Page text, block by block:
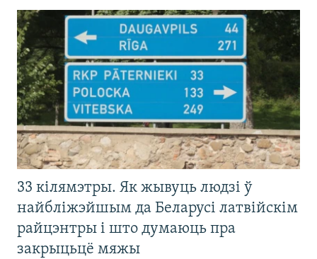
33 кілямэтры. Як жывуць людзі ў
найбліжэйшым да Беларусі латвійскім
райцэнтры і што думаюць пра
закрыцьцё мяжы